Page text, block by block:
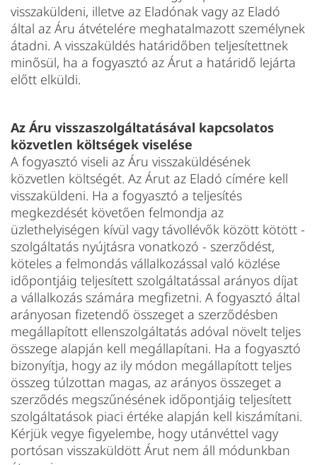
visszaküldeni, illetve az Eladónak vagy az Eladó
által az Áru átvételére meghatalmazott személynek
átadni. A visszaküldés határidőben teljesítettnek
minősül, ha a fogyasztó az Árut a határidő lejárta
előtt elküldi.
Az Áru visszaszolgáltatásával kapcsolatos
közvetlen költségek viselése
A fogyasztó viseli az Áru visszaküldésének
közvetlen költségét. Az Árut az Eladó címére kell
visszaküldeni. Ha a fogyasztó a teljesítés
megkezdését követően felmondja az
üzlethelyiségen kívül vagy távollévők között kötött -
szolgáltatás nyújtásra vonatkozó - szerződést,
köteles a felmondás vállalkozással való közlése
időpontjáig teljesített szolgáltatással arányos díjat
a vállalkozás számára megfizetni. A fogyasztó által
arányosan fizetendő összeget a szerződésben
megállapított ellenszolgáltatás adóval növelt teljes
összege alapján kell megállapítani. Ha a fogyasztó
bizonyítja, hogy az ily módon megállapított teljes
összeg túlzottan magas, az arányos összeget a
szerződés megszűnésének időpontjáig teljesített
szolgáltatások piaci értéke alapján kell kiszámítani.
Kérjük vegye figyelembe, hogy utánvéttel vagy
portósan visszaküldött Árut nem áll módunkban